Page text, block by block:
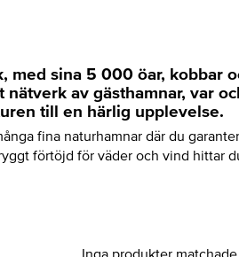
med sina 5 000 öar, kobbar
nätverk av gästhamnar, var
till en härlig upplevelse.
fina naturhamnar där du
förtöjd för väder och vind hittar
Inga produkter